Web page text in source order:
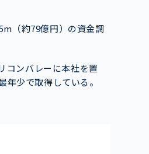
（約79億円）の資金調
コンバレーに本社を置
少で取得している。